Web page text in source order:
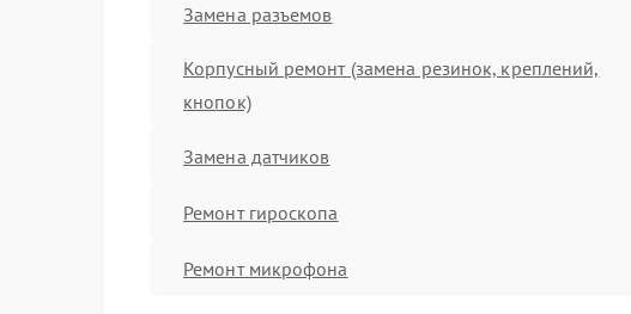
Замена разъемов
Корпусный ремонт (замена резинок, креплений,
кнопок)
Замена датчиков
Ремонт гироскопа
Ремонт микрофона